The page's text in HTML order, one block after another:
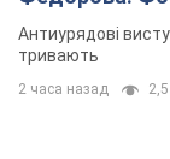
Антиурядові
тривають
2 часа назад 2,5